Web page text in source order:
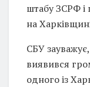
штабу ЗСРФ і
на
СБУ
виявився
одного із